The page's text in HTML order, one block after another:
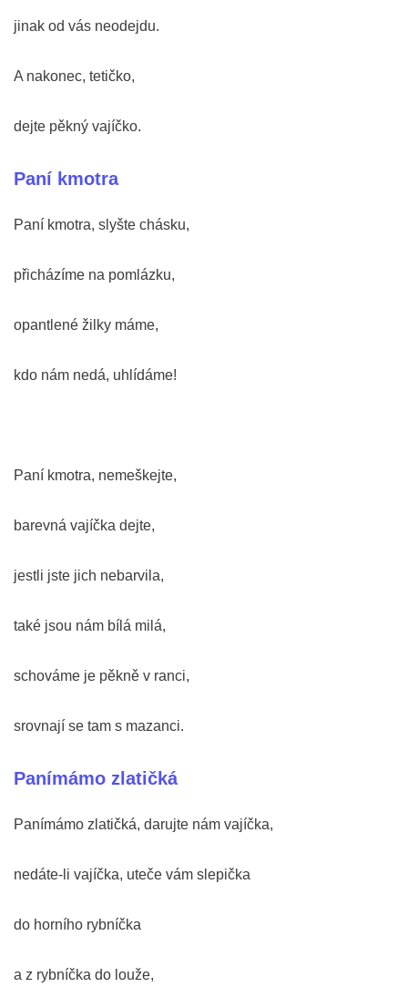
jinak od vás neodejdu.
A nakonec, tetičko,
dejte pěkný vajíčko.
Paní kmotra
Paní kmotra, slyšte chásku,
přicházíme na pomlázku,
opantlené žilky máme,
kdo nám nedá, uhlídáme!
Paní kmotra, nemeškejte,
barevná vajíčka dejte,
jestli jste jich nebarvila,
také jsou nám bílá milá,
schováme je pěkně v ranci,
srovnají se tam s mazanci.
Panímámo zlatičká
Panímámo zlatičká, darujte nám vajíčka,
nedáte-li vajíčka, uteče vám slepička
do horního rybníčka
a z rybníčka do louže,